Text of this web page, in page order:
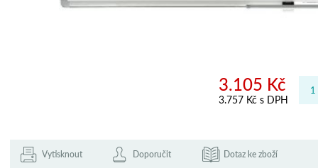
3.105 Kč
3.757 Kč s DPH
Vytisknout Doporučit Dotaz ke zboží